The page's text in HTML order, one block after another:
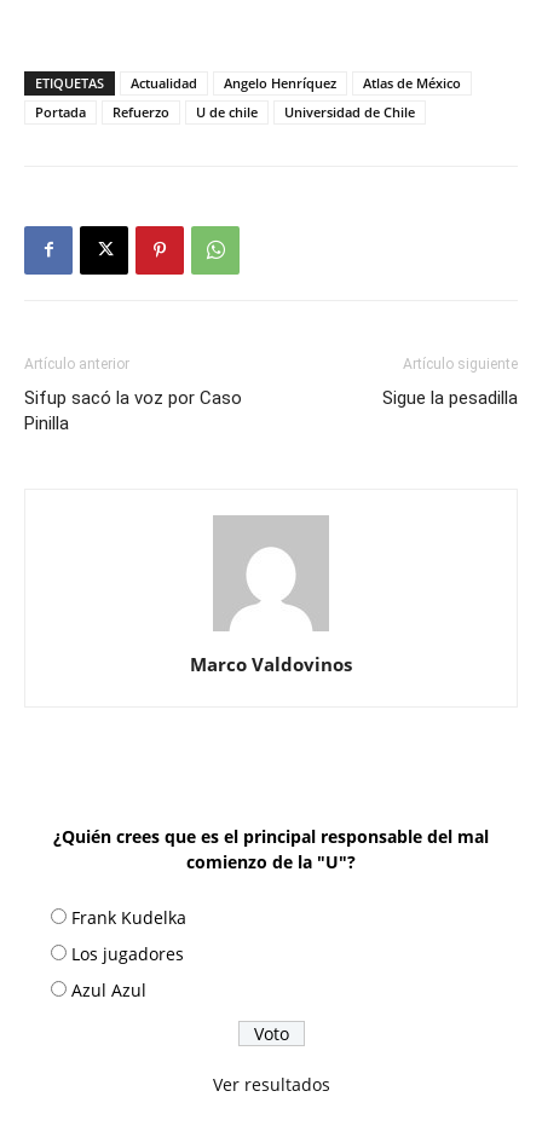
ETIQUETAS Actualidad Angelo Henríquez
Atlas de México
Portada
Refuerzo U de chile Universidad de Chile
Artículo anterior
Sifup sacó la voz por Caso
Pinilla
Artículo siguiente
Sigue la pesadilla
Marco Valdovinos
¿Quién crees que es el principal responsable del mal
comienzo de la "U"?
Frank Kudelka
Los jugadores
Azul Azul
Ver resultados